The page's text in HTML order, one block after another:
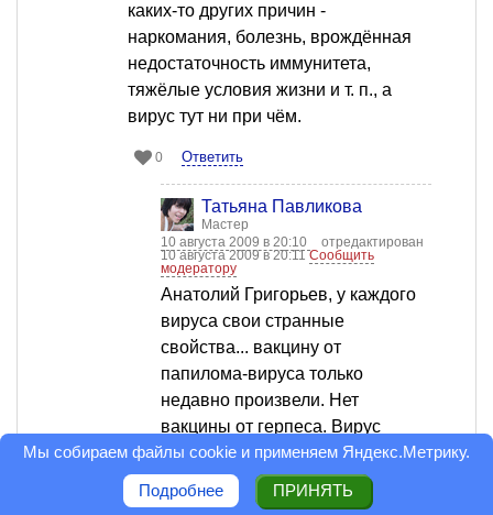
каких-то других причин -
наркомания, болезнь, врождённая
недостаточность иммунитета,
тяжёлые условия жизни и т. п., а
вирус тут ни при чём.
0 Ответить
Татьяна Павликова
Мастер
10 августа 2009 в 20:10
отредактирован
10 августа 2009 в 20:11Сообщить
модератору
Анатолий Григорьев, у каждого
вируса свои странные
свойства... вакцину от
папилома-вируса только
недавно произвели. Нет
вакцины от герпеса. Вирус
гриппа постоянно мутирует.
Вирус гепатита вообще - одно
сборное название для кучи
Мы собираем файлы cookie и применяем Яндекс.Метрику.
Подробнее ПРИНЯТЬ